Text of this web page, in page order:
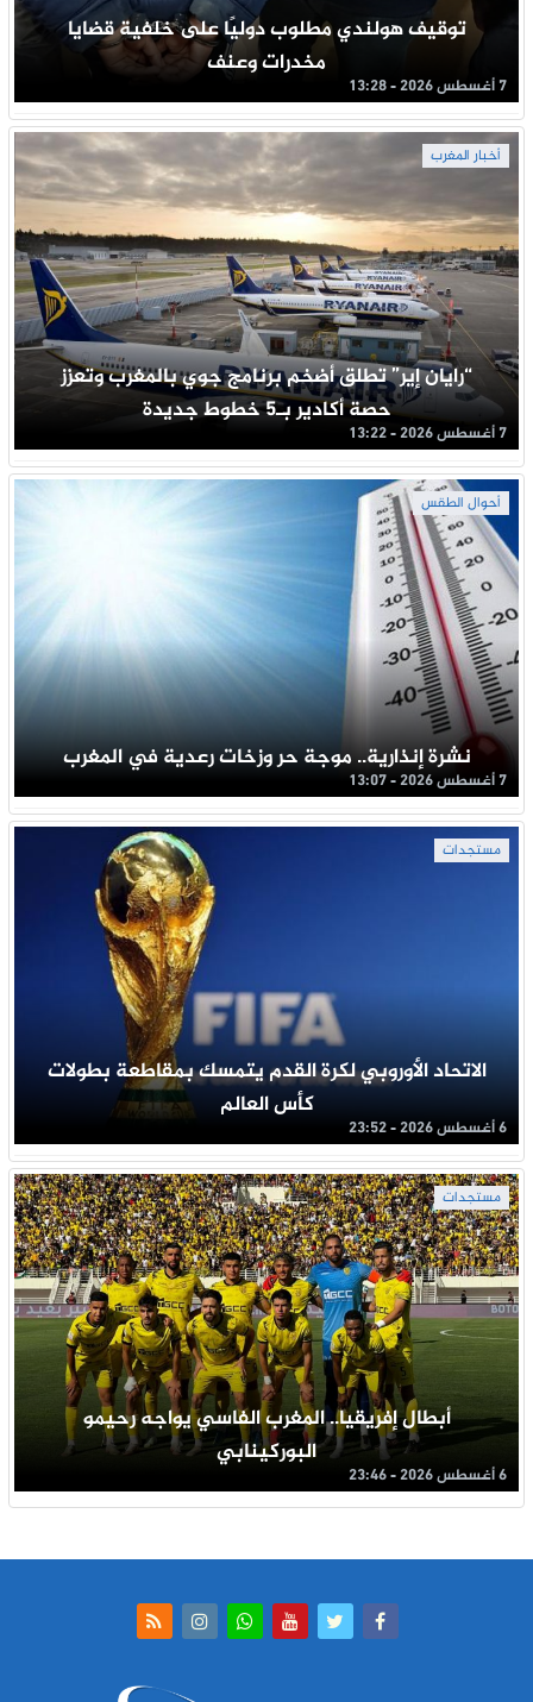
توقيف هولندي مطلوب دوليًا على خلفية قضايا
مخدرات وعنف
7 أغسطس 2026 - 13:28
أخبار المغرب
“رايان إير” تطلق أضخم برنامج جوي بالمغرب وتعزز
حصة أكادير بـ5 خطوط جديدة
7 أغسطس 2026 - 13:22
أحوال الطقس
نشرة إنذارية.. موجة حر وزخات رعدية في المغرب
7 أغسطس 2026 - 13:07
مستجدات
الاتحاد الأوروبي لكرة القدم يتمسك بمقاطعة بطولات
كأس العالم
6 أغسطس 2026 - 23:52
مستجدات
أبطال إفريقيا.. المغرب الفاسي يواجه رحيمو
البوركينابي
6 أغسطس 2026 - 23:46